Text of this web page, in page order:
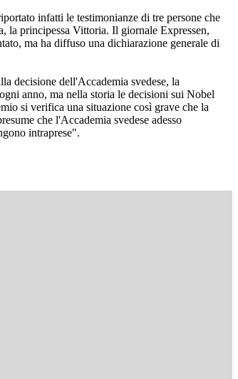
infatti le testimonianze di tre persone che
la principessa Vittoria. Il giornale Expressen,
ma ha diffuso una dichiarazione generale di
decisione dell'Accademia svedese, la
anno, ma nella storia le decisioni sui Nobel
si verifica una situazione così grave che la
che l'Accademia svedese adesso
intraprese".